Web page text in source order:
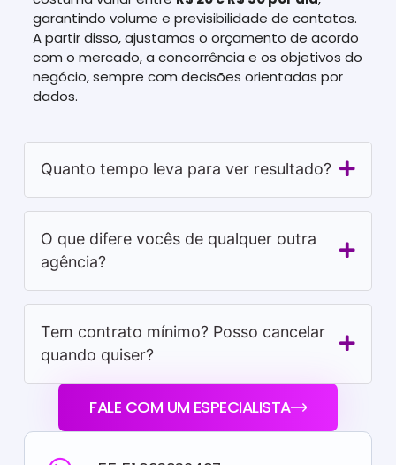
garantindo volume e previsibilidade de contatos.
A partir disso, ajustamos o orçamento de acordo
com o mercado, a concorrência e os objetivos do
negócio, sempre com decisões orientadas por
dados.
Quanto tempo leva para ver resultado?
O que difere vocês de qualquer outra
agência?
Tem contrato mínimo? Posso cancelar
quando quiser?
FALE COM UM ESPECIALISTA